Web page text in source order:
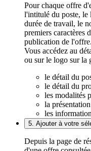
Pour chaque offre
l'intitulé du poste, le
durée de travail, le
premiers caractères
publication de l'offre.
Vous accédez au
ou sur le logo sur la
le détail du
le détail du
les modalités
la
les
5. Ajouter à votre
Depuis la page de